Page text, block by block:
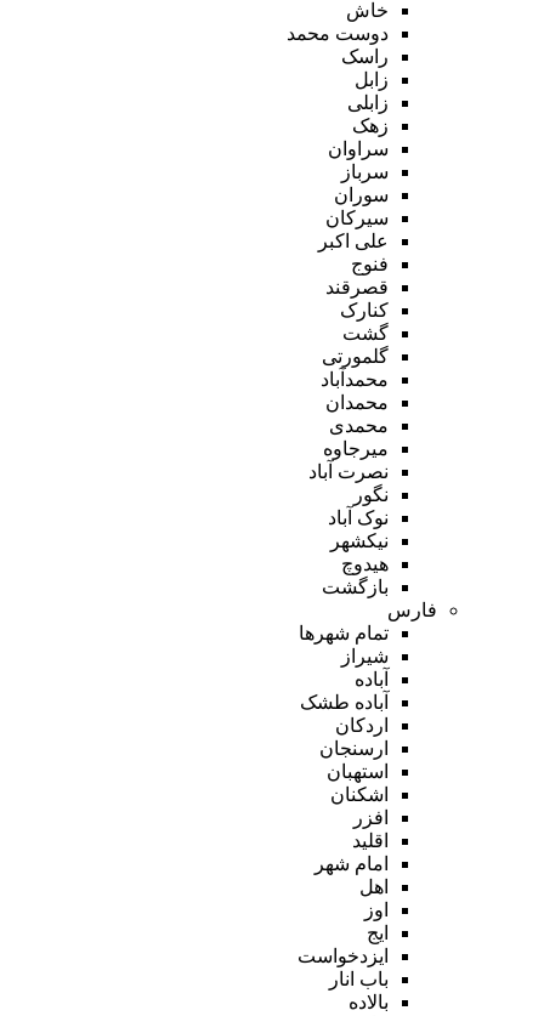
خاش
دوست محمد
راسک
زابل
زابلی
زهک
سراوان
سرباز
سوران
سیرکان
علی اکبر
فنوج
قصرقند
کنارک
گشت
گلمورتی
محمدآباد
محمدان
محمدی
میرجاوه
نصرت آباد
نگور
نوک آباد
نیکشهر
هیدوچ
بازگشت
فارس
تمام شهر‌ها
شیراز
آباده
آباده طشک
اردکان
ارسنجان
استهبان
اشکنان
افزر
اقلید
امام شهر
اهل
اوز
ایج
ایزدخواست
باب انار
بالاده